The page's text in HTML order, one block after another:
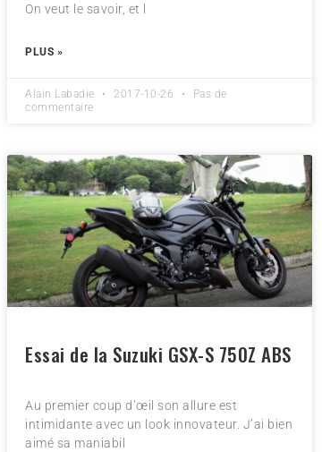
On veut le savoir, et l
PLUS »
Alain Labadie 2017-10-26
Pas de
commentaire
Essai de la Suzuki GSX-S 750Z ABS
Au premier coup d’œil son allure est
intimidante avec un look innovateur. J’ai bien
aimé sa maniabil